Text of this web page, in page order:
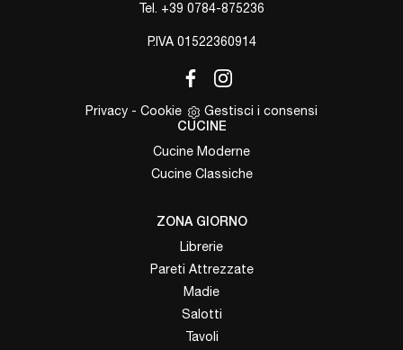
Tel. +39 0784-875236
P.IVA 01522360914
Privacy - Cookie Gestisci i consensi
CUCINE
Cucine Moderne
Cucine Classiche
ZONA GIORNO
Librerie
Pareti Attrezzate
Madie
Salotti
Tavoli